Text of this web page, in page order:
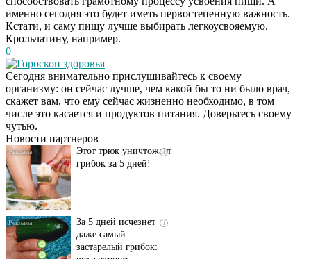
именно сегодня это будет иметь первостепенную важность.
Кстати, и саму пищу лучше выбирать легкоусвояемую.
Крольчатину, например.
0
Гороскоп здоровья
Сегодня внимательно прислушивайтесь к своему
организму: он сейчас лучше, чем какой бы то ни было врач,
скажет вам, что ему сейчас жизненно необходимо, в том
числе это касается и продуктов питания. Доверьтесь своему
чутью.
Новости партнеров
i
Даже самый
запущенный грибок
исчезнет с корнем,
если перед сном…
i
Этот трюк уничтожает
грибок за 5 дней!
i
За 5 дней исчезнет
даже самый
застарелый грибок: